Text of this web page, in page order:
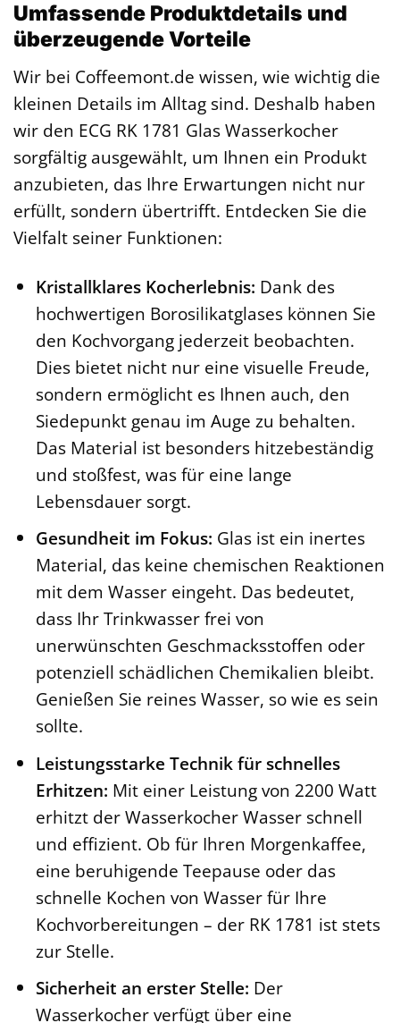
Umfassende Produktdetails und
überzeugende Vorteile
Wir bei Coffeemont.de wissen, wie wichtig die
kleinen Details im Alltag sind. Deshalb haben
wir den ECG RK 1781 Glas Wasserkocher
sorgfältig ausgewählt, um Ihnen ein Produkt
anzubieten, das Ihre Erwartungen nicht nur
erfüllt, sondern übertrifft. Entdecken Sie die
Vielfalt seiner Funktionen:
Kristallklares Kocherlebnis: Dank des
hochwertigen Borosilikatglases können Sie
den Kochvorgang jederzeit beobachten.
Dies bietet nicht nur eine visuelle Freude,
sondern ermöglicht es Ihnen auch, den
Siedepunkt genau im Auge zu behalten.
Das Material ist besonders hitzebeständig
und stoßfest, was für eine lange
Lebensdauer sorgt.
Gesundheit im Fokus: Glas ist ein inertes
Material, das keine chemischen Reaktionen
mit dem Wasser eingeht. Das bedeutet,
dass Ihr Trinkwasser frei von
unerwünschten Geschmacksstoffen oder
potenziell schädlichen Chemikalien bleibt.
Genießen Sie reines Wasser, so wie es sein
sollte.
Leistungsstarke Technik für schnelles
Erhitzen: Mit einer Leistung von 2200 Watt
erhitzt der Wasserkocher Wasser schnell
und effizient. Ob für Ihren Morgenkaffee,
eine beruhigende Teepause oder das
schnelle Kochen von Wasser für Ihre
Kochvorbereitungen – der RK 1781 ist stets
zur Stelle.
Sicherheit an erster Stelle: Der
Wasserkocher verfügt über eine